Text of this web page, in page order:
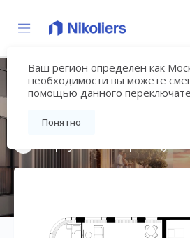
Ваш регион определен как
необходимости вы можете
помощью данного
Понятно
«ВЕЕР»